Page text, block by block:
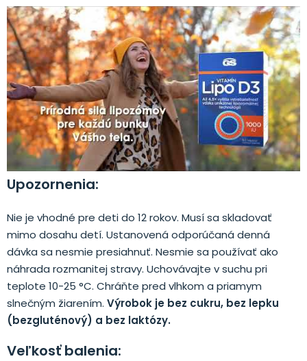
Upozornenia:
Nie je vhodné pre deti do 12 rokov. Musí sa skladovať
mimo dosahu detí. Ustanovená odporúčaná denná
dávka sa nesmie presiahnuť. Nesmie sa používať ako
náhrada rozmanitej stravy. Uchovávajte v suchu pri
teplote 10-25 °C. Chráňte pred vlhkom a priamym
slnečným žiarením. Výrobok je bez cukru, bez lepku
(bezgluténový) a bez laktózy.
Veľkosť balenia: